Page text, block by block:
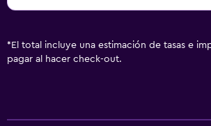
* El total incluye una estimación de tasas e
pagar al hacer check-out.